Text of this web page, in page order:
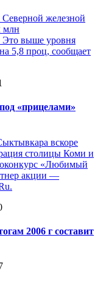
Северной железной
млн
Это выше уровня
5,8 проц, сообщает
«прицелами»
вскоре
столицы Коми и
«Любимый
акции —
2006 г составит